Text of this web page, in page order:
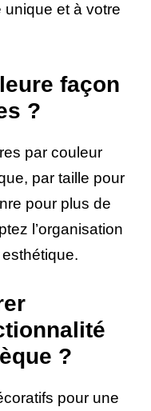
et à votre
façon
?
par couleur
par taille pour
pour plus de
l’organisation
?
pour une